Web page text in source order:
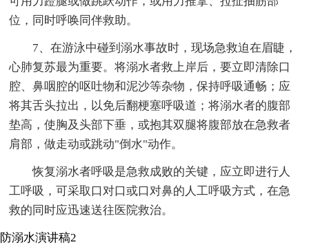
位，同时呼唤同伴救助。
7、在游泳中碰到溺水事故时，现场急救迫在眉睫，
心肺复苏最为重要。将溺水者救上岸后，要立即清除口
腔、鼻咽腔的呕吐物和泥沙等杂物，保持呼吸通畅；应
将其舌头拉出，以免后翻梗塞呼吸道；将溺水者的腹部
垫高，使胸及头部下垂，或抱其双腿将腹部放在急救者
肩部，做走动或跳动"倒水"动作。
恢复溺水者呼吸是急救成败的关键，应立即进行人
工呼吸，可采取口对口或口对鼻的人工呼吸方式，在急
救的同时应迅速送往医院救治。
防溺水演讲稿2